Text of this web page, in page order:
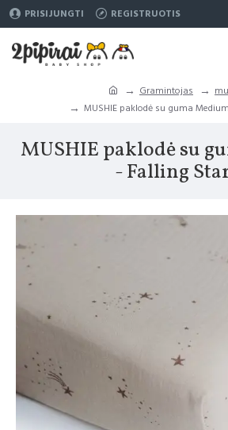
PRISIJUNGTI REGISTRUOTIS
Gramintojas
MUSHIE paklodė su guma
MUSHIE paklodė su
- Falling